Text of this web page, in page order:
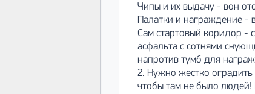
Чипы и их выдачу - вон
Палатки и награждение -
Сам стартовый коридор -
асфальта с сотнями
напротив тумб для
2. Нужно жестко
чтобы там не было